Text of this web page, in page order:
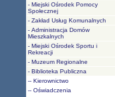
- Miejski Ośrodek Pomocy
Społecznej
- Zakład Usług Komunalnych
- Administracja Domów
Mieszkalnych
- Miejski Ośrodek Sportu i
Rekreacji
- Muzeum Regionalne
- Biblioteka Publiczna
-- Kierownictwo
-- Oświadczenia